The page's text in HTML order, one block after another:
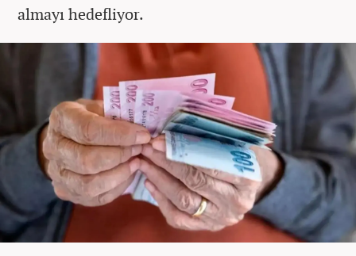
almayı hedefliyor.